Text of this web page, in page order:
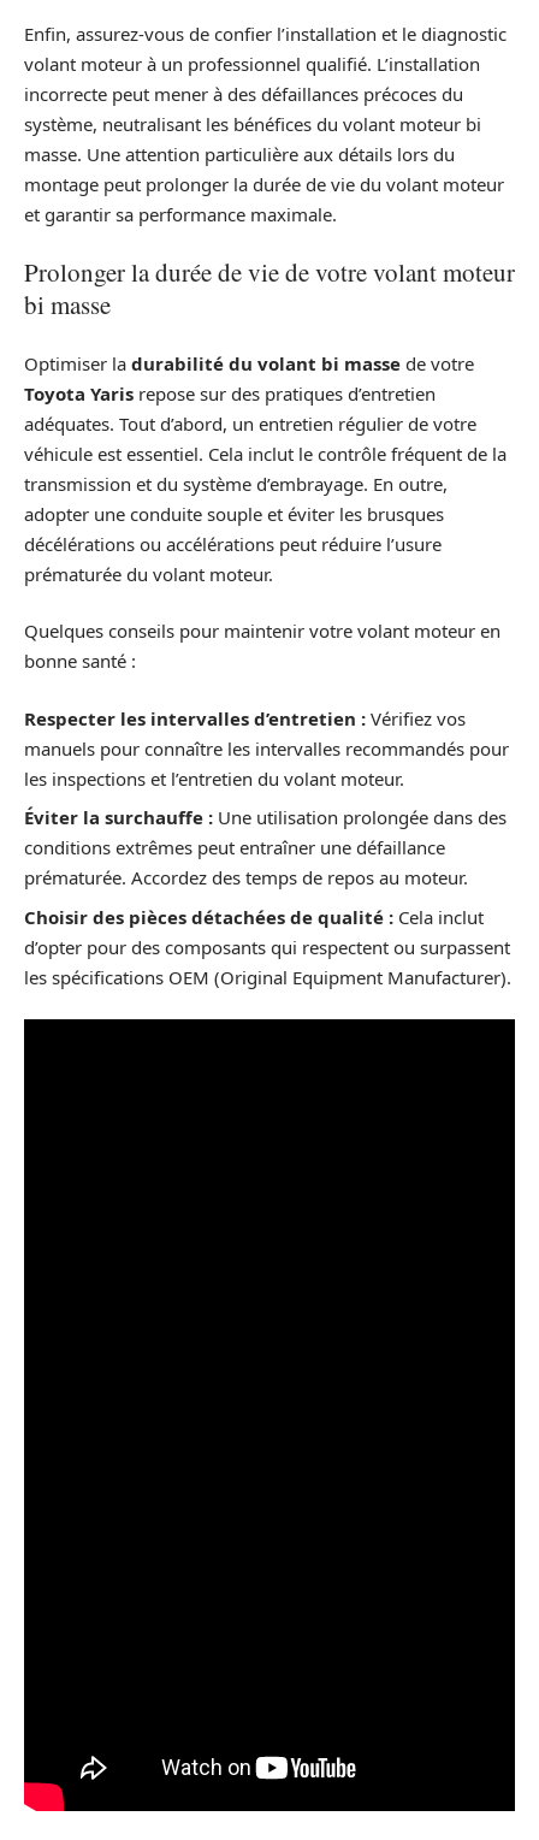
Enfin, assurez-vous de confier l’installation et le diagnostic
volant moteur à un professionnel qualifié. L’installation
incorrecte peut mener à des défaillances précoces du
système, neutralisant les bénéfices du volant moteur bi
masse. Une attention particulière aux détails lors du
montage peut prolonger la durée de vie du volant moteur
et garantir sa performance maximale.
Prolonger la durée de vie de votre volant moteur
bi masse
Optimiser la durabilité du volant bi masse de votre
Toyota Yaris repose sur des pratiques d’entretien
adéquates. Tout d’abord, un entretien régulier de votre
véhicule est essentiel. Cela inclut le contrôle fréquent de la
transmission et du système d’embrayage. En outre,
adopter une conduite souple et éviter les brusques
décélérations ou accélérations peut réduire l’usure
prématurée du volant moteur.
Quelques conseils pour maintenir votre volant moteur en
bonne santé :
Respecter les intervalles d’entretien : Vérifiez vos
manuels pour connaître les intervalles recommandés pour
les inspections et l’entretien du volant moteur.
Éviter la surchauffe : Une utilisation prolongée dans des
conditions extrêmes peut entraîner une défaillance
prématurée. Accordez des temps de repos au moteur.
Choisir des pièces détachées de qualité : Cela inclut
d’opter pour des composants qui respectent ou surpassent
les spécifications OEM (Original Equipment Manufacturer).